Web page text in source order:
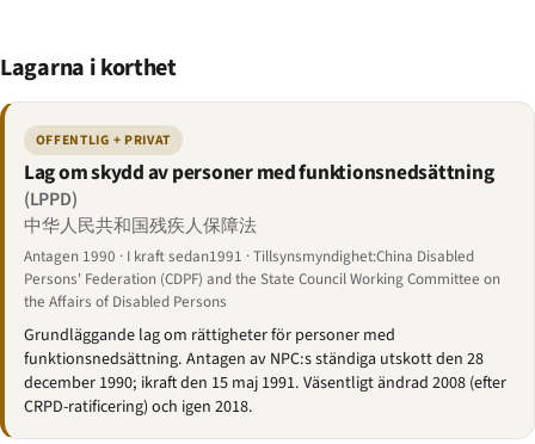
Lagarna i korthet
OFFENTLIG + PRIVAT
Lag om skydd av personer med funktionsnedsättning
(LPPD)
中华人民共和国残疾人保障法
Antagen 1990 · I kraft sedan1991 · Tillsynsmyndighet:China Disabled
Persons' Federation (CDPF) and the State Council Working Committee on
the Affairs of Disabled Persons
Grundläggande lag om rättigheter för personer med
funktionsnedsättning. Antagen av NPC:s ständiga utskott den 28
december 1990; ikraft den 15 maj 1991. Väsentligt ändrad 2008 (efter
CRPD-ratificering) och igen 2018.